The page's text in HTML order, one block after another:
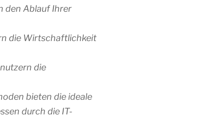
den Ablauf Ihrer
die Wirtschaftlichkeit
die
bieten die ideale
durch die IT-